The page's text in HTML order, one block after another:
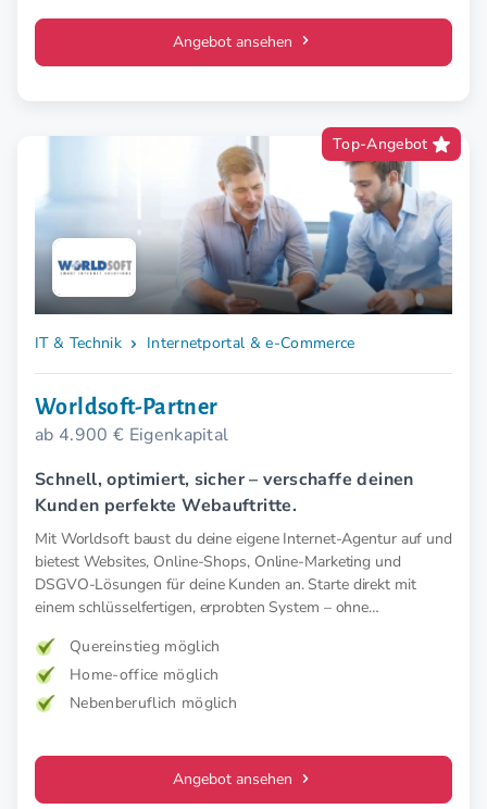
Angebot ansehen
Top-Angebot
IT & Technik Internetportal & e-Commerce
Worldsoft-Partner
ab 4.900 € Eigenkapital
Schnell, optimiert, sicher – verschaffe deinen
Kunden perfekte Webauftritte.
Mit Worldsoft baust du deine eigene Internet-Agentur auf und
bietest Websites, Online-Shops, Online-Marketing und
DSGVO-Lösungen für deine Kunden an. Starte direkt mit
einem schlüsselfertigen, erprobten System – ohne
Quereinstieg möglich
Home-office möglich
Nebenberuflich möglich
Angebot ansehen